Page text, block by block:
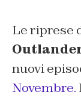
Le riprese
nuovi
Novembre.